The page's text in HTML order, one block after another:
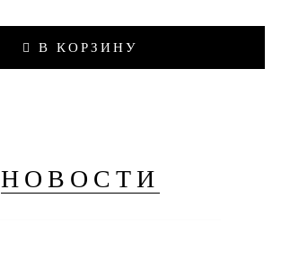
В КОРЗИНУ
НОВОСТИ